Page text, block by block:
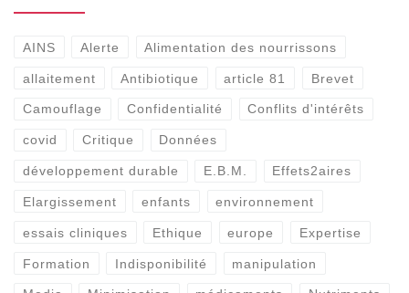
AINS Alerte Alimentation des nourrissons
allaitement Antibiotique article 81 Brevet
Camouflage Confidentialité Conflits d'intérêts
covid Critique Données
développement durable E.B.M. Effets2aires
Elargissement enfants environnement
essais cliniques Ethique europe Expertise
Formation Indisponibilité manipulation